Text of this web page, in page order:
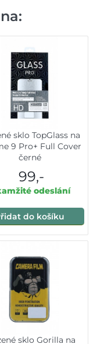
sklo TopGlass na
9 Pro+ Full Cover
černé
99,-
odeslání
do košíku
sklo Gorilla na